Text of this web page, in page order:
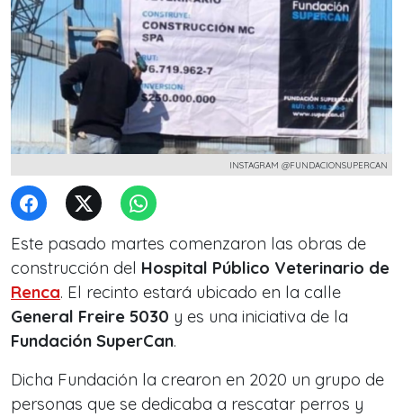
INSTAGRAM @FUNDACIONSUPERCAN
Este pasado martes comenzaron las obras de
construcción del Hospital Público Veterinario de
Renca. El recinto estará ubicado en la calle
General Freire 5030 y es una iniciativa de la
Fundación SuperCan.
Dicha Fundación la crearon en 2020 un grupo de
personas que se dedicaba a rescatar perros y